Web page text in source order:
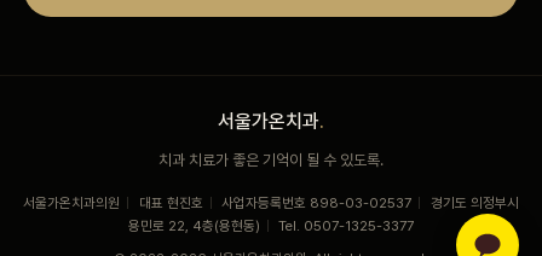
서울가온치과.
치과 치료가 좋은 기억이 될 수 있도록.
서울가온치과의원 | 대표 현진호 | 사업자등록번호 898-03-02537 |
경기도 의정부시
용민로 22, 4층(용현동) | Tel. 0507-1325-3377